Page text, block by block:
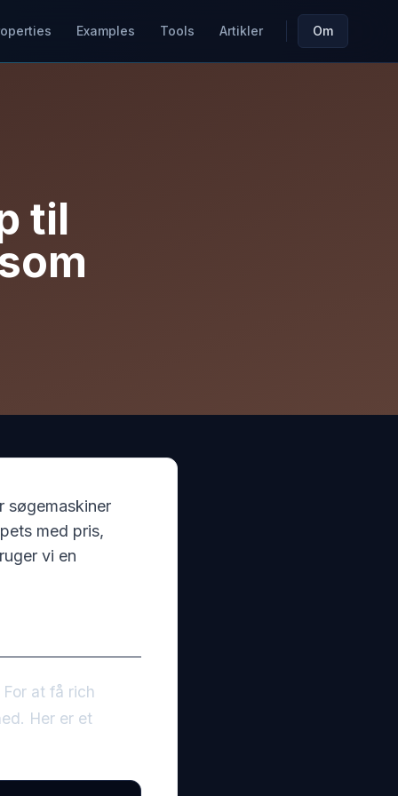
Examples Tools Artikler Om
til
søgemaskiner
med pris,
vi en
For at få rich
Her er et